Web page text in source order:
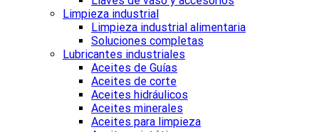
Limpieza industrial
Limpieza industrial alimentaria
Soluciones completas
Lubricantes industriales
Aceites de Guías
Aceites de corte
Aceites hidráulicos
Aceites minerales
Aceites para limpieza